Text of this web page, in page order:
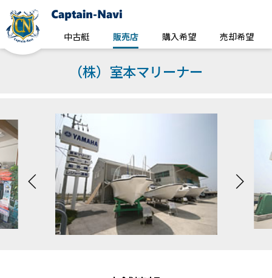
中古艇 販売店 購入希望 売却希望
（株）室本マリーナー